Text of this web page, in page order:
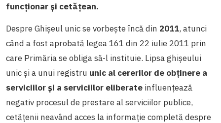
funcționar și cetățean.
Despre Ghișeul unic se vorbește încă din 2011, atunci
când a fost aprobată legea161 din 22 iulie 2011 prin
care Primăria se obliga să-l instituie. Lipsa ghișeului
unic și a unui registru unic al cererilor de obținere a
serviciilor și a serviciilor eliberate influențează
negativ procesul de prestare al serviciilor publice,
cetățenii neavând acces la informație completă despre